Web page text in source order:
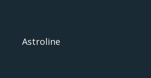
Astroline